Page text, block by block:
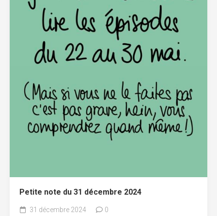
Petite note du 31 décembre 2024
31 décembre 2024 0